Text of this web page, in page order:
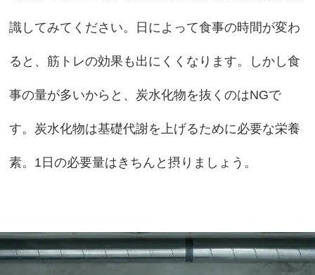
識してみてください。日によって食事の時間が変わ
ると、筋トレの効果も出にくくなります。しかし食
事の量が多いからと、炭水化物を抜くのはNGで
す。炭水化物は基礎代謝を上げるために必要な栄養
素。1日の必要量はきちんと摂りましょう。